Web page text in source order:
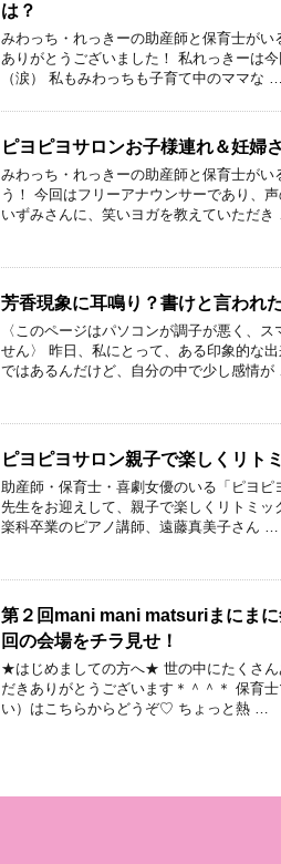
は？
みわっち・れっきーの助産師と保育士がい
ありがとうございました！ 私れっきーは
（涙） 私もみわっちも子育て中のママな …
ピヨピヨサロンお子様連れ＆妊婦
みわっち・れっきーの助産師と保育士が
う！ 今回はフリーアナウンサーであり、
いずみさんに、笑いヨガを教えていただ
芳香現象に耳鳴り？書けと言われ
〈このページはパソコンが調子が悪く、
せん〉 昨日、私にとって、ある印象的な
ではあるんだけど、自分の中で少し感情
ピヨピヨサロン親子で楽しくリト
助産師・保育士・喜劇女優のいる「ピヨ
先生をお迎えして、親子で楽しくリトミ
楽科卒業のピアノ講師、遠藤真美子さん …
第２回mani mani matsuriまにま
回の会場をチラ見せ！
★はじめましての方へ★ 世の中にたくさん
だきありがとうございます＊＾＾＊ 保育
い）はこちらからどうぞ♡ ちょっと熱 …